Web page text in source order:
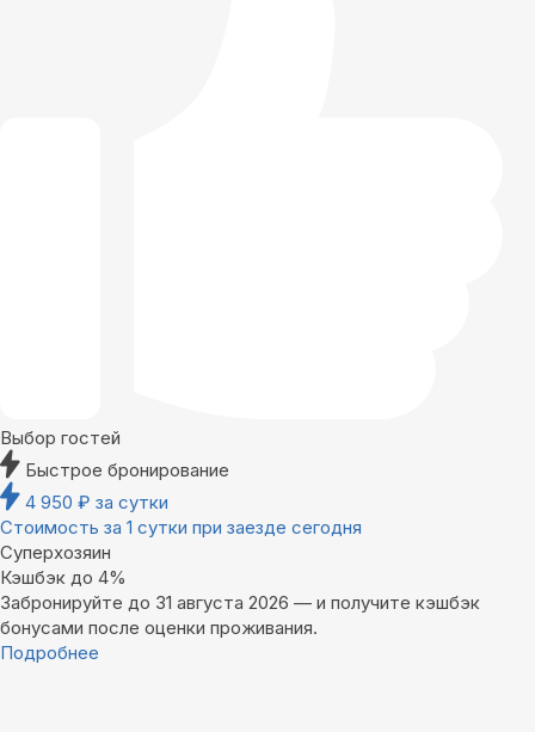
Выбор гостей
Быстрое бронирование
4 950 ₽ за сутки
Стоимость за 1 сутки при заезде сегодня
Суперхозяин
Кэшбэк до 4%
Забронируйте до 31 августа 2026 — и получите кэшбэк
бонусами после оценки проживания.
Подробнее